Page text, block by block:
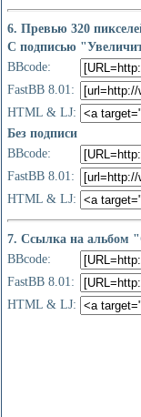
6. Превью 320
С подписью
BBcode:
FastBB 8.01:
HTML & LJ:
Без подписи
BBcode:
FastBB 8.01:
HTML & LJ:
7. Ссылка на альбом
BBcode:
FastBB 8.01:
HTML & LJ: